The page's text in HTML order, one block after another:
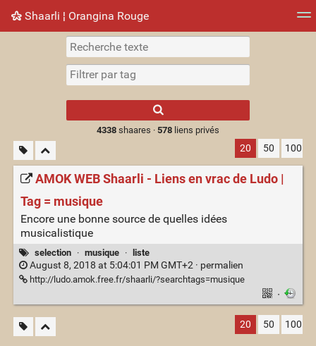
Shaarli ¦ Orangina Rouge
Nuage de tags Mur d'images
results.
4338shaares · 578liens privés
20 50 100
AMOK WEB Shaarli - Liens en vrac de Ludo |
Tag = musique
Encore une bonne source de quelles idées
musicalistique
selection · musique · liste
August 8, 2018 at 5:04:01 PM GMT+2 · permalien
http://ludo.amok.free.fr/shaarli/?searchtags=musique
·
20 50 100